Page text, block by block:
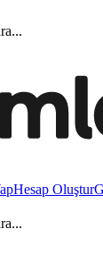
Hesap Oluştur